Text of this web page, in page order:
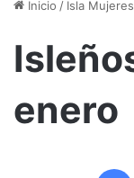
Inicio / Isla Mujeres
enero